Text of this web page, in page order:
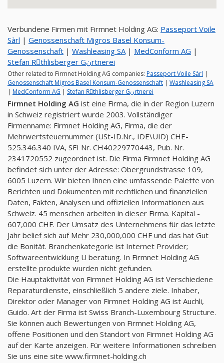
Verbundene Firmen mit Firmnet Holding AG: Passeport Voile
Sàrl | Genossenschaft Migros Basel Konsum-
Genossenschaft | Washleasing SA | MedConform AG |
Stefan Rِthlisberger Gنrtnerei
Other related to Firmnet Holding AG companies: Passeport Voile Sàrl |
Genossenschaft Migros Basel Konsum-Genossenschaft | Washleasing SA
| MedConform AG | Stefan Rِthlisberger Gنrtnerei
Firmnet Holding AG ist eine Firma, die in der Region Luzern
in Schweiz registriert wurde 2003. Vollständiger
Firmenname: Firmnet Holding AG, Firma, die der
Mehrwertsteuernummer (USt-ID.Nr., IDE\UID) CHE-
525.346.340 IVA, SFI Nr. CH40229770443, Pub. Nr.
2341720552 zugeordnet ist. Die Firma Firmnet Holding AG
befindet sich unter der Adresse: Obergrundstrasse 109,
6005 Luzern. Wir bieten Ihnen eine umfassende Palette von
Berichten und Dokumenten mit rechtlichen und finanziellen
Daten, Fakten, Analysen und offiziellen Informationen aus
Schweiz. 45 menschen arbeiten in dieser Firma. Kapital -
607,000 CHF. Der Umsatz des Unternehmens für das letzte
Jahr belief sich auf Mehr 230,000,000 CHF und das hat Gut
die Bonität. Branchenkategorie ist Internet Provider;
Softwareentwicklung U beratung. In Firmnet Holding AG
erstellte produkte wurden nicht gefunden.
Die Hauptaktivität von Firmnet Holding AG ist Verschiedene
Reparaturdienste, einschließlich 5 andere ziele. Inhaber,
Direktor oder Manager von Firmnet Holding AG ist Auchli,
Guido. Art der Firma ist Swiss Branch-Luxembourg Structure.
Sie können auch Bewertungen von Firmnet Holding AG,
offene Positionen und den Standort von Firmnet Holding AG
auf der Karte anzeigen. Für weitere Informationen schreiben
Sie uns eine site www.firmnet-holding.ch